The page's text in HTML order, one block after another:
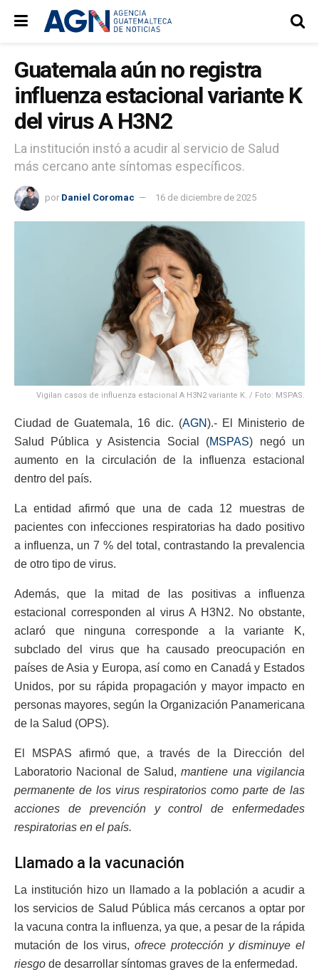
Guatemala aún no registra
influenza estacional variante K
del virus A H3N2
La institución instó a acudir al servicio de Salud
más cercano ante síntomas específicos.
por Daniel Coromac 16 de diciembre de 2025
Vigilan casos de influenza estacional A H3N2 variante K. / Foto: MSPAS.
Ciudad de Guatemala, 16 dic. (AGN).- El Ministerio de
Salud Pública y Asistencia Social (MSPAS) negó un
aumento en la circulación de la influenza estacional
dentro del país.
La entidad afirmó que una de cada 12 muestras de
pacientes con infecciones respiratorias ha dado positivo
a influenza, un 7 % del total, contrastando la prevalencia
de otro tipo de virus.
Además, que la mitad de las positivas a influenza
estacional corresponden al virus A H3N2. No obstante,
aclaró que ninguna corresponde a la variante K,
subclado del virus que ha causado preocupación en
países de Asia y Europa, así como en Canadá y Estados
Unidos, por su rápida propagación y mayor impacto en
personas mayores, según la Organización Panamericana
de la Salud (OPS).
El MSPAS afirmó que, a través de la Dirección del
Laboratorio Nacional de Salud,mantiene una vigilancia
permanente de los virus respiratorios como parte de las
acciones de prevención y control de enfermedades
respiratorias en el país.
Llamado a la vacunación
La institución hizo un llamado a la población a acudir a
los servicios de Salud Pública más cercanos a optar por
la vacuna contra la influenza, ya que, a pesar de la rápida
mutación de los virus, ofrece protección y disminuye el
riesgo de desarrollar síntomas graves de la enfermedad.